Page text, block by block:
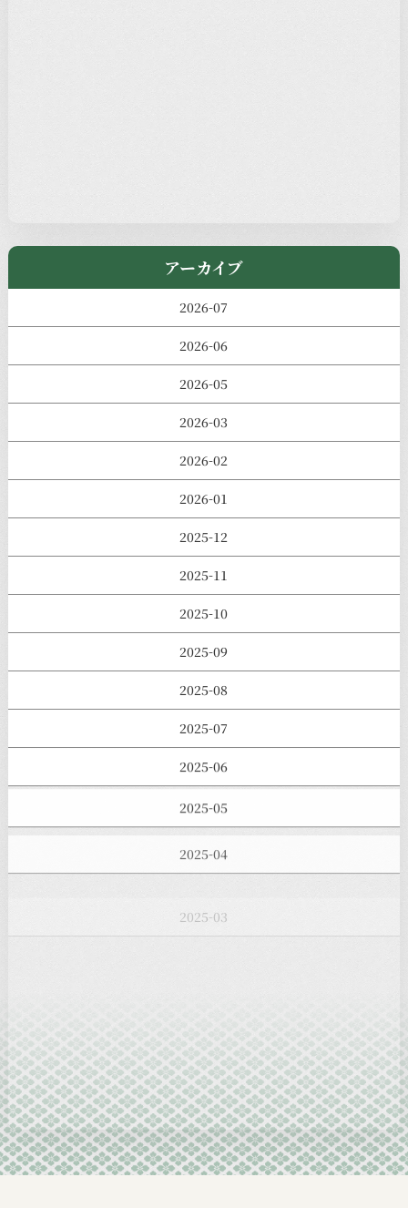
アーカイブ
2026-07
2026-06
2026-05
2026-03
2026-02
2026-01
2025-12
2025-11
2025-10
2025-09
2025-08
2025-07
2025-06
2025-05
2025-02
2024-11
2024-10
2024-09